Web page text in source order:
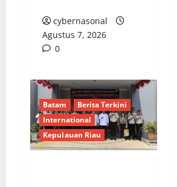
cybernasonal
Agustus 7, 2026
0
Batam
Berita Terkini
International
Kepulauan Riau